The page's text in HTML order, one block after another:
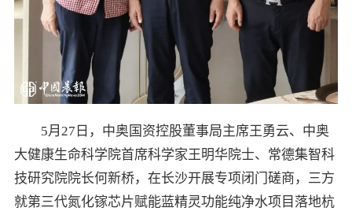
5月27日，中奥国资控股董事局主席王勇云、中奥
大健康生命科学院首席科学家王明华院士、常德集智科
技研究院院长何新桥，在长沙开展专项闭门磋商，三方
就第三代氮化镓芯片赋能蓝精灵功能纯净水项目落地杭